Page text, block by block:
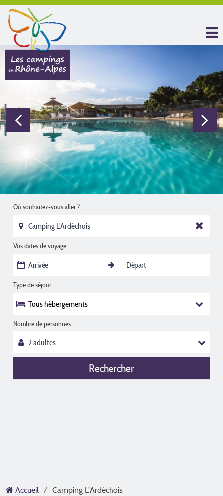
Où souhaitez-vous aller ?
Vos dates de voyage
Type de séjour
Tous hébergements
Nombre de personnes
Rechercher
Accueil Camping L'Ardéchois